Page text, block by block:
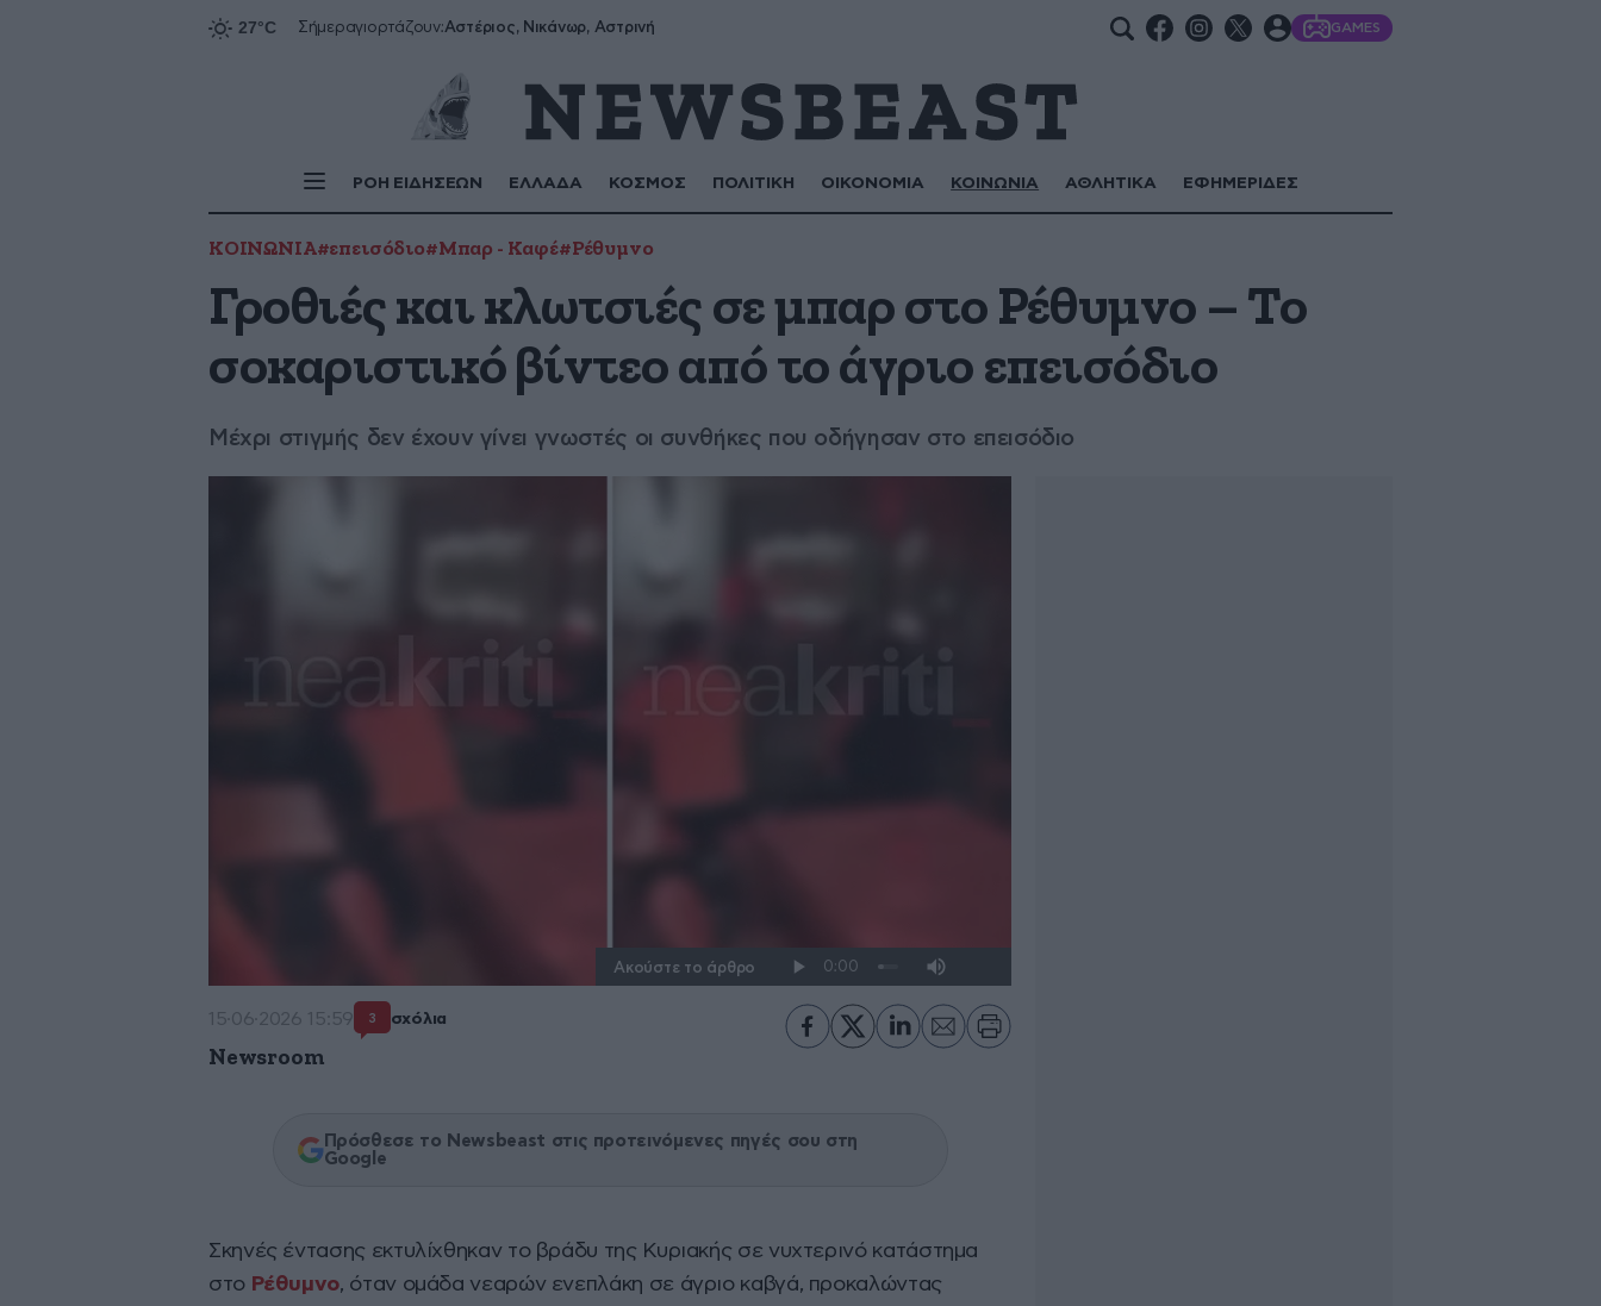
Σήμεραγιορτάζουν:Αστέριος, Νικάνωρ, Αστρινή GAMES
ΡΟΗ ΕΙΔΗΣΕΩΝ ΕΛΛΑΔΑ ΚΟΣΜΟΣ ΠΟΛΙΤΙΚΗ ΟΙΚΟΝΟΜΙΑ ΚΟΙΝΩΝΙΑ ΑΘΛΗΤΙΚΑ ΕΦΗΜΕΡΙΔΕΣ
ΚΟΙΝΩΝΙΑ#επεισόδιο#Μπαρ - Καφέ#Ρέθυμνο
Γροθιές και κλωτσιές σε μπαρ στο Ρέθυμνο – Το
σοκαριστικό βίντεο από το άγριο επεισόδιο
Μέχρι στιγμής δεν έχουν γίνει γνωστές οι συνθήκες που οδήγησαν στο επεισόδιο
Ακούστε το άρθρο
15·06·2026 15:59 3 σχόλια
Newsroom
Πρόσθεσε το Newsbeast στις προτεινόμενες πηγές σου στη
Google
Σκηνές έντασης εκτυλίχθηκαν το βράδυ της Κυριακής σε νυχτερινό κατάστημα
στο Ρέθυμνο, όταν ομάδα νεαρών ενεπλάκη σε άγριο καβγά, προκαλώντας